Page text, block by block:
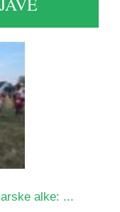
alke: ...